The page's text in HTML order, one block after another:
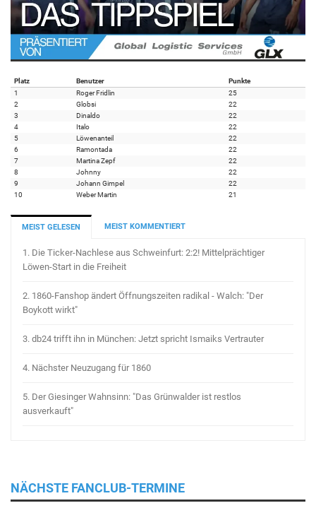
Platz Benutzer
Punkte
1
Roger Fridlin
25
2
Globsi
22
3
Dinaldo
22
4
Italo
22
5
Löwenanteil
22
6
Ramontada
22
7
Martina Zepf
22
8
Johnny
22
9
Johann Gimpel
22
10
Weber Martin 21
MEIST GELESEN MEIST KOMMENTIERT
1. Die Ticker-Nachlese aus Schweinfurt: 2:2! Mittelprächtiger
Löwen-Start in die Freiheit
2. 1860-Fanshop ändert Öffnungszeiten radikal - Walch: "Der
Boykott wirkt"
3. db24 trifft ihn in München: Jetzt spricht Ismaiks Vertrauter
4. Nächster Neuzugang für 1860
5. Der Giesinger Wahnsinn: "Das Grünwalder ist restlos
ausverkauft"
NÄCHSTE FANCLUB-TERMINE